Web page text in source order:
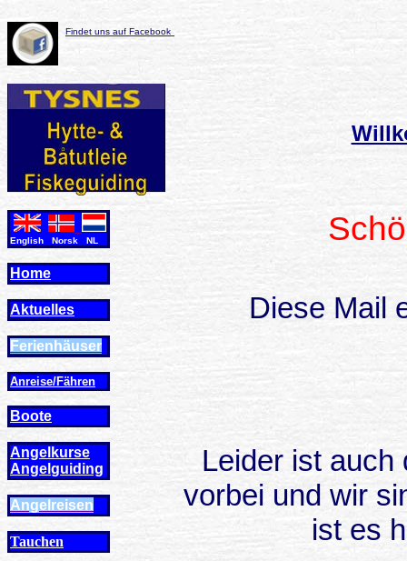
Findet uns auf Facebook
English Norsk NL
Home
Aktuelles
Ferienhäuser
Anreise/Fähren
Boote
Angelkurse
Angel guiding
Angelreisen
Tauchen
Diese Mail
Leider ist auch
vorbei und wir
ist es